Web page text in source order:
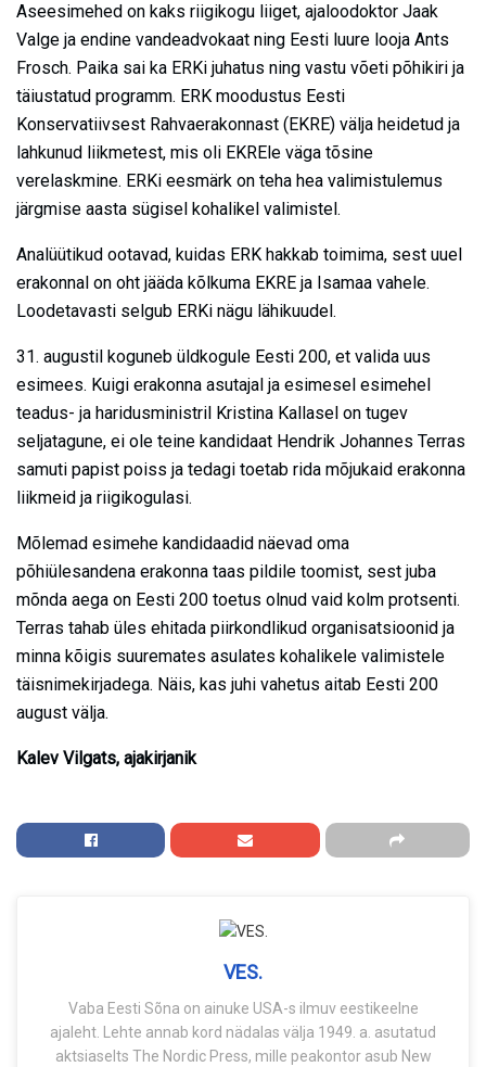
Aseesimehed on kaks riigikogu liiget, ajaloodoktor Jaak
Valge ja endine vandeadvokaat ning Eesti luure looja Ants
Frosch. Paika sai ka ERKi juhatus ning vastu võeti põhikiri ja
täiustatud programm. ERK moodustus Eesti
Konservatiivsest Rahvaerakonnast (EKRE) välja heidetud ja
lahkunud liikmetest, mis oli EKREle väga tõsine
verelaskmine. ERKi eesmärk on teha hea valimistulemus
järgmise aasta sügisel kohalikel valimistel.
Analüütikud ootavad, kuidas ERK hakkab toimima, sest uuel
erakonnal on oht jääda kõlkuma EKRE ja Isamaa vahele.
Loodetavasti selgub ERKi nägu lähikuudel.
31. augustil koguneb üldkogule Eesti 200, et valida uus
esimees. Kuigi erakonna asutajal ja esimesel esimehel
teadus- ja haridusministril Kristina Kallasel on tugev
seljatagune, ei ole teine kandidaat Hendrik Johannes Terras
samuti papist poiss ja tedagi toetab rida mõjukaid erakonna
liikmeid ja riigikogulasi.
Mõlemad esimehe kandidaadid näevad oma
põhiülesandena erakonna taas pildile toomist, sest juba
mõnda aega on Eesti 200 toetus olnud vaid kolm protsenti.
Terras tahab üles ehitada piirkondlikud organisatsioonid ja
minna kõigis suuremates asulates kohalikele valimistele
täisnimekirjadega. Näis, kas juhi vahetus aitab Eesti 200
august välja.
Kalev Vilgats, ajakirjanik
VES.
Vaba Eesti Sõna on ainuke USA-s ilmuv eestikeelne
ajaleht. Lehte annab kord nädalas välja 1949. a. asutatud
aktsiaselts The Nordic Press, mille peakontor asub New